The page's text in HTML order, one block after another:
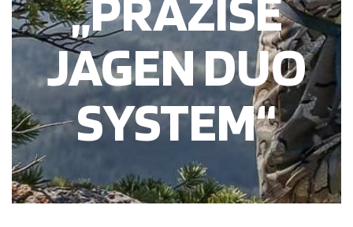
JAGEN DUO
SYSTEM“